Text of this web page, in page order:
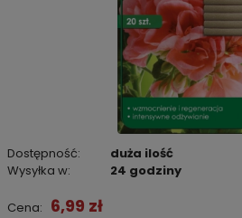
Dostępność:
duża ilość
Wysyłka w:
24 godziny
Cena: 6,99 zł